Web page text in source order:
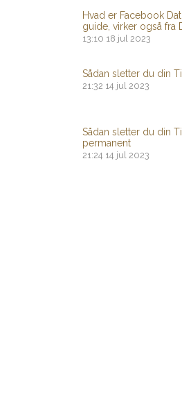
Hvad er Facebook
guide, virker også fra
13:10 18 jul 2023
Sådan sletter du din
21:32 14 jul 2023
Sådan sletter du din
permanent
21:24 14 jul 2023